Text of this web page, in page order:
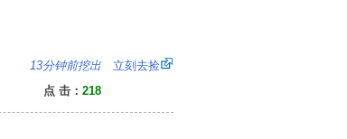
13分钟前挖出 立刻去捡
点 击： 218